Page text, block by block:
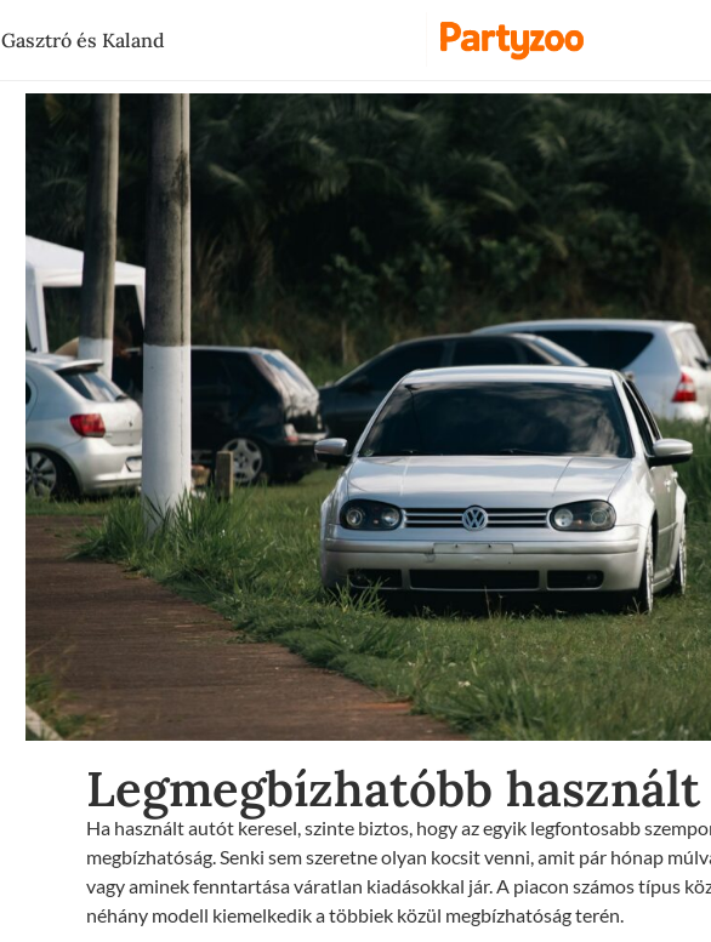
Gasztró és Kaland
Legmegbízhatóbb
Ha használt autót keresel, szinte biztos, hogy az egyik legfontosabb
megbízhatóság. Senki sem szeretne olyan kocsit venni, amit pár hónap
vagy aminek fenntartása váratlan kiadásokkal jár. A piacon számos típus
néhány modell kiemelkedik a többiek közül megbízhatóság terén.